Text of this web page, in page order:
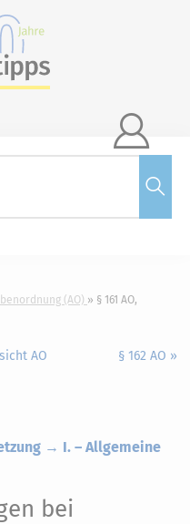

(AO)
§ 161 AO,
AO
§ 162 AO »
→ I. – Allgemeine
bei